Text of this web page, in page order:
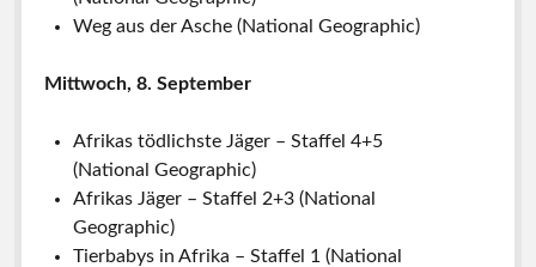
Weg aus der Asche (National Geographic)
Mittwoch, 8. September
Afrikas tödlichste Jäger – Staffel 4+5
(National Geographic)
Afrikas Jäger – Staffel 2+3 (National
Geographic)
Tierbabys in Afrika – Staffel 1 (National